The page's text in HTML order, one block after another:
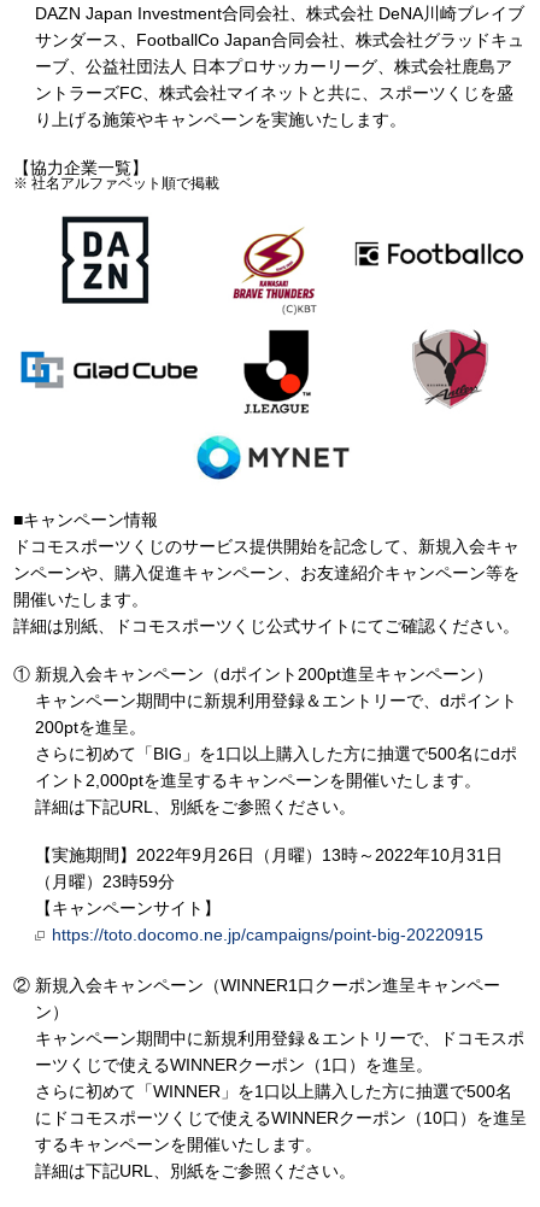
DAZN Japan Investment合同会社、株式会社 DeNA川崎ブレイブ
サンダース、FootballCo Japan合同会社、株式会社グラッドキュ
ーブ、公益社団法人 日本プロサッカーリーグ、株式会社鹿島ア
ントラーズFC、株式会社マイネットと共に、スポーツくじを盛
り上げる施策やキャンペーンを実施いたします。
【協力企業一覧】
社名アルファベット順で掲載
■キャンペーン情報
ドコモスポーツくじのサービス提供開始を記念して、新規入会キャ
ンペーンや、購入促進キャンペーン、お友達紹介キャンペーン等を
開催いたします。
詳細は別紙、ドコモスポーツくじ公式サイトにてご確認ください。
新規入会キャンペーン（dポイント200pt進呈キャンペーン）
キャンペーン期間中に新規利用登録＆エントリーで、dポイント
200ptを進呈。
さらに初めて「BIG」を1口以上購入した方に抽選で500名にdポ
イント2,000ptを進呈するキャンペーンを開催いたします。
詳細は下記URL、別紙をご参照ください。
【実施期間】2022年9月26日（月曜）13時～2022年10月31日
（月曜）23時59分
【キャンペーンサイト】
https://toto.docomo.ne.jp/campaigns/point-big-20220915
新規入会キャンペーン（WINNER1口クーポン進呈キャンペー
ン）
キャンペーン期間中に新規利用登録＆エントリーで、ドコモスポ
ーツくじで使えるWINNERクーポン（1口）を進呈。
さらに初めて「WINNER」を1口以上購入した方に抽選で500名
にドコモスポーツくじで使えるWINNERクーポン（10口）を進呈
するキャンペーンを開催いたします。
詳細は下記URL、別紙をご参照ください。